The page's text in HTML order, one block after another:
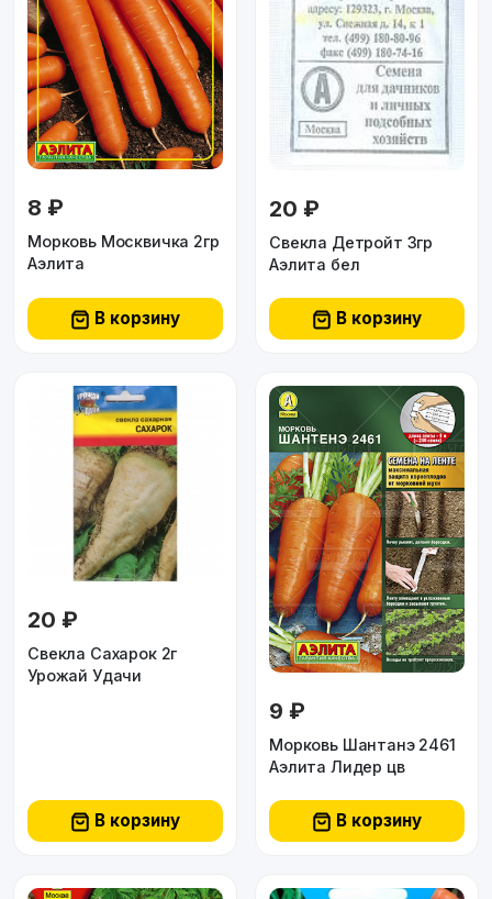
8 ₽
Морковь Москвичка 2гр
Аэлита
В корзину
20 ₽
Свекла Детройт 3гр
Аэлита бел
В корзину
20 ₽
Свекла Сахарок 2г
Урожай Удачи
В корзину
9 ₽
Морковь Шантанэ 2461
Аэлита Лидер цв
В корзину